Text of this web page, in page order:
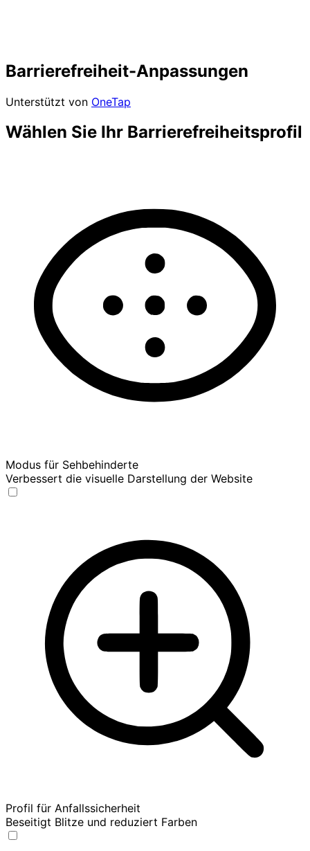
Barrierefreiheit-Anpassungen
Unterstützt von OneTap
Wählen Sie Ihr Barrierefreiheitsprofil
Modus für Sehbehinderte
Verbessert die visuelle Darstellung der Website
Profil für Anfallssicherheit
Beseitigt Blitze und reduziert Farben